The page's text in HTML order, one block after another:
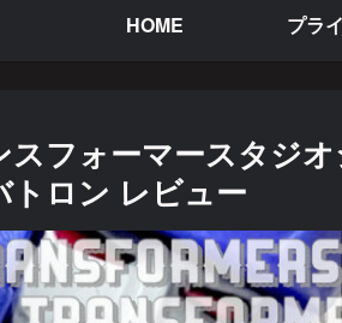
HOME プラ
スフォーマースタジ
トロン レビュー